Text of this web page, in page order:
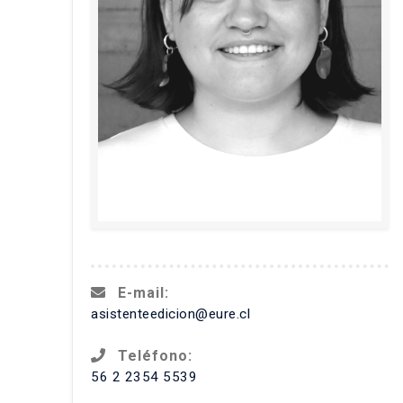
E-mail:
asistenteedicion@eure.cl
Teléfono:
56 2 2354 5539